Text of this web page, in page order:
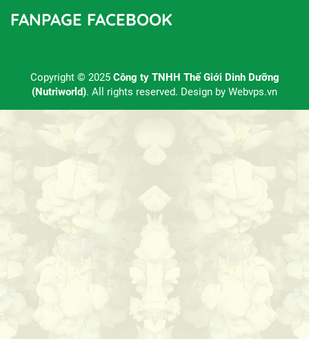
FANPAGE FACEBOOK
Copyright © 2025 Công ty TNHH Thế Giới Dinh Dưỡng
(Nutriworld). All rights reserved. Design by Webvps.vn